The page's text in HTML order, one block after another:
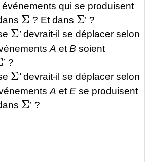
qui se produisent
Σ
? Et dans
Σ
’ ?
Σ
’ devrait-il se déplacer selon
A etB soient
’ ?
Σ
’ devrait-il se déplacer selon
A etE se produisent
Σ
’ ?